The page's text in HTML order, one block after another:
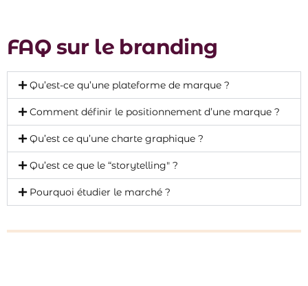
FAQ sur le branding
Qu’est-ce qu’une plateforme de marque ?
Comment définir le positionnement d’une marque ?
Qu’est ce qu’une charte graphique ?
Qu’est ce que le “storytelling" ?
Pourquoi étudier le marché ?